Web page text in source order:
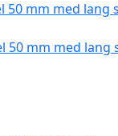
50 mm med lang